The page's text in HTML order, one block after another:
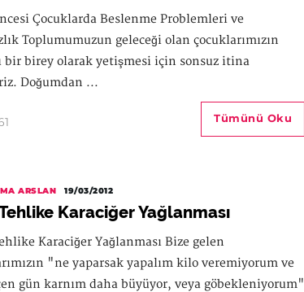
Çocuklarda Beslenme Problemleri ve
Toplumumuzun geleceği olan çocuklarımızın
bir birey olarak yetişmesi için sonsuz itina
Doğumdan ...
Tümünü Oku
ARSLAN 19/03/2012
Karaciğer Yağlanması
Karaciğer Yağlanması Bize gelen
"ne yaparsak yapalım kilo veremiyorum ve
gün karnım daha büyüyor, veya göbekleniyorum"